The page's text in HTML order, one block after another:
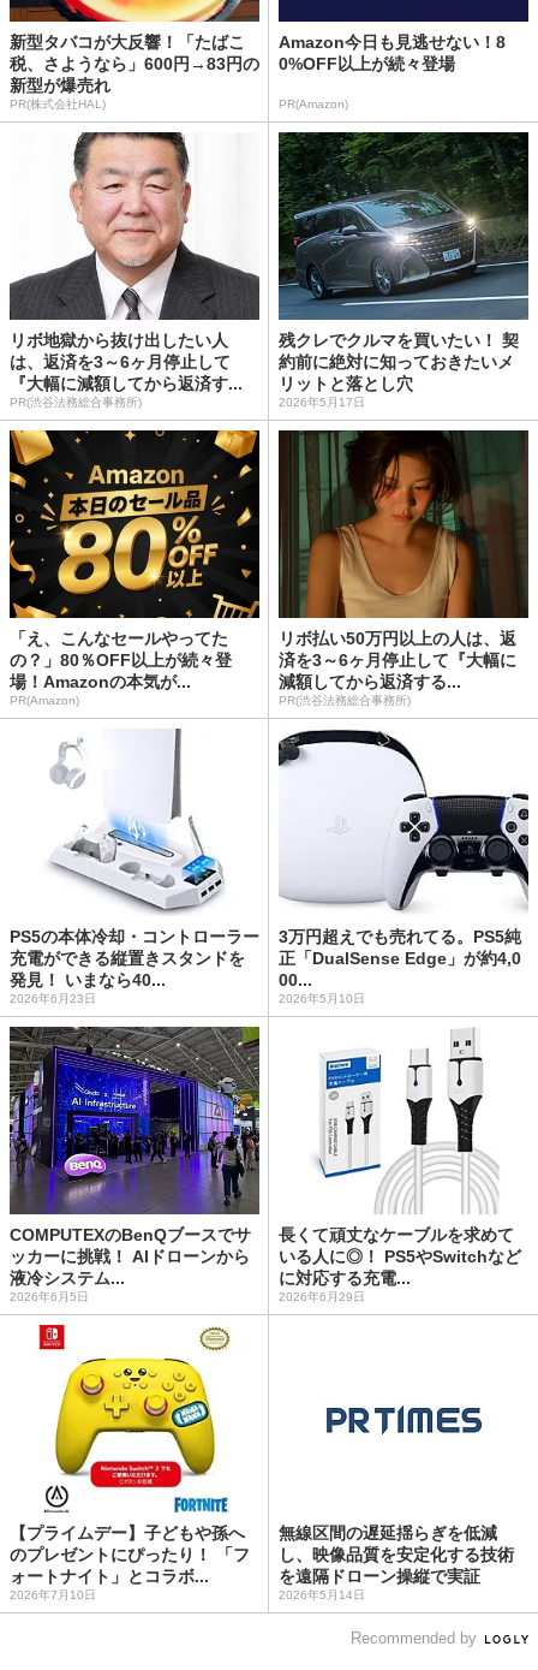
新型タバコが大反響！「たばこ
税、さようなら」600円→83円の
新型が爆売れ
PR(株式会社HAL)
Amazon今日も見逃せない！8
0%OFF以上が続々登場
PR(Amazon)
リボ地獄から抜け出したい人
は、返済を3～6ヶ月停止して
『大幅に減額してから返済す...
PR(渋谷法務総合事務所)
残クレでクルマを買いたい！ 契
約前に絶対に知っておきたいメ
リットと落とし穴
2026年5月17日
「え、こんなセールやってた
の？」80％OFF以上が続々登
場！Amazonの本気が...
PR(Amazon)
リボ払い50万円以上の人は、返
済を3～6ヶ月停止して『大幅に
減額してから返済する...
PR(渋谷法務総合事務所)
PS5の本体冷却・コントローラー
充電ができる縦置きスタンドを
発見！ いまなら40...
2026年6月23日
3万円超えでも売れてる。PS5純
正「DualSense Edge」が約4,0
00...
2026年5月10日
COMPUTEXのBenQブースでサ
ッカーに挑戦！ AIドローンから
液冷システム...
2026年6月5日
長くて頑丈なケーブルを求めて
いる人に◎！ PS5やSwitchなど
に対応する充電...
2026年6月29日
【プライムデー】子どもや孫へ
のプレゼントにぴったり！ 「フ
ォートナイト」とコラボ...
2026年7月10日
無線区間の遅延揺らぎを低減
し、映像品質を安定化する技術
を遠隔ドローン操縦で実証
2026年5月14日
Recommended by